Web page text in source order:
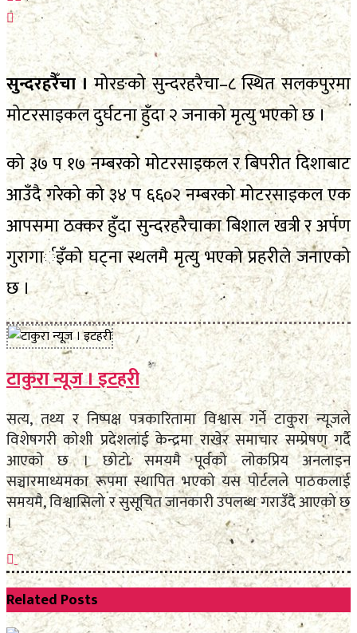
No Result
View All Result
No Result
View All Result
सुन्दरहरैँचा ।मोरङको सुन्दरहरैचा–८ स्थित सलकपुरमा
मोटरसाइकल दुर्घटना हुँदा २ जनाको मृत्यु भएको छ ।
को ३७ प १७ नम्बरको मोटरसाइकल र बिपरीत दिशाबाट
आउँदै गरेको को ३४ प ६६०२ नम्बरको मोटरसाइकल एक
आपसमा ठक्कर हुँदा सुन्दरहरैचाका बिशाल खत्री र अर्पण
गुरागार्इँको घट्ना स्थलमै मृत्यु भएको प्रहरीले जनाएको
छ ।
टाकुरा न्यूज । इटहरी
सत्य, तथ्य र निष्पक्ष पत्रकारितामा विश्वास गर्ने टाकुरा न्यूजले
विशेषगरी कोशी प्रदेशलाई केन्द्रमा राखेर समाचार सम्प्रेषण गर्दै
आएको छ । छोटो समयमै पूर्वको लोकप्रिय अनलाइन
सञ्चारमाध्यमका रूपमा स्थापित भएको यस पोर्टलले पाठकलाई
समयमै, विश्वासिलो र सुसूचित जानकारी उपलब्ध गराउँदै आएको छ
।
RelatedPosts